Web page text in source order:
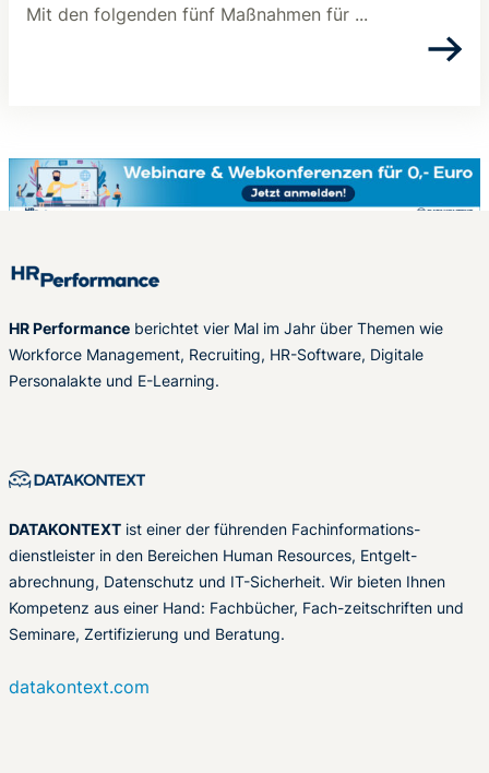
Mit den folgenden fünf Maßnahmen für ...
HR Performance berichtet vier Mal im Jahr über Themen wie
Workforce Management, Recruiting, HR-Software, Digitale
Personalakte und E-Learning.
DATAKONTEXT ist einer der führenden Fachinformations-
dienstleister in den Bereichen Human Resources, Entgelt-
abrechnung, Datenschutz und IT-Sicherheit. Wir bieten Ihnen
Kompetenz aus einer Hand: Fachbücher, Fach-zeitschriften und
Seminare, Zertifizierung und Beratung.
datakontext.com